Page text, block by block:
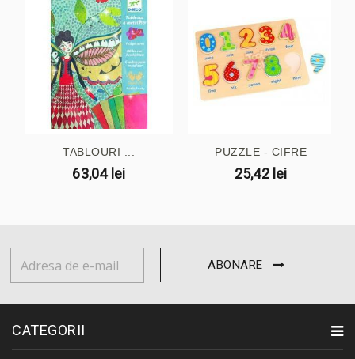
TABLOURI ...
63,04 lei
PUZZLE - CIFRE
25,42 lei
ABONARE
CATEGORII